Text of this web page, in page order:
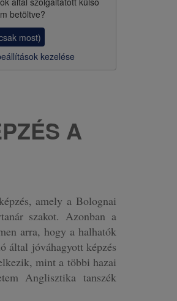
betöltve?
most)
kezelése
A
amely a Bolognai
szakot. Azonban a
arra, hogy a halhatók
által jóváhagyott képzés
mint a többi hazai
Anglisztika tanszék